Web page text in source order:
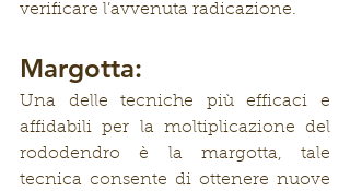
verificare l’avvenuta radicazione.
Margotta:
Una delle tecniche più efficaci e
affidabili per la moltiplicazione del
rododendro è la margotta, tale
tecnica consente di ottenere nuove